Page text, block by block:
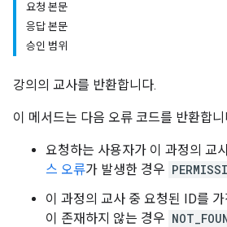
요청 본문
응답 본문
승인 범위
강의의 교사를 반환합니다.
이 메서드는 다음 오류 코드를 반환합니
요청하는 사용자가 이 과정의 교
스 오류가 발생한 경우
이 과정의 교사 중 요청된 ID를
이 존재하지 않는 경우